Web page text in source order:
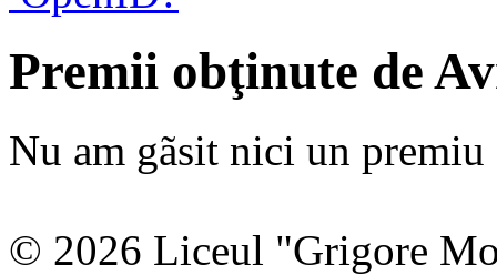
Premii obţinute de
Nu am gãsit nici un premiu
© 2026 Liceul "Grigore